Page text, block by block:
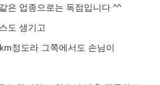
은 업종으로는 독점입니다 ^^
도 생기고
정도라 그쪽에서도 손님이